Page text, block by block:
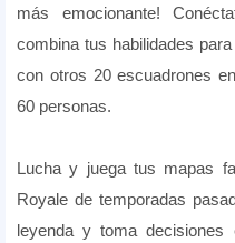
más emocionante!
combina tus habilidades
con otros 20 escuadrones en
60 personas.
Lucha y juega tus mapas
Royale de temporadas
leyenda y toma decisiones